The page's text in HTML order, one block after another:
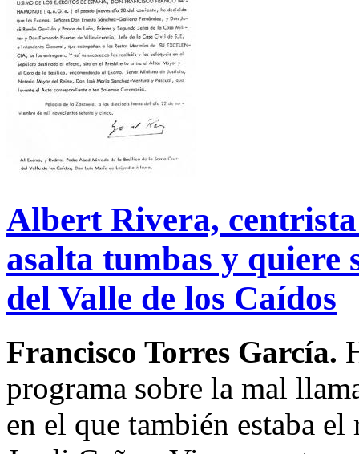
Albert Rivera, centrista
asalta tumbas y quiere
del Valle de los Caídos
Francisco Torres García.
programa sobre la mal
en el que también estaba